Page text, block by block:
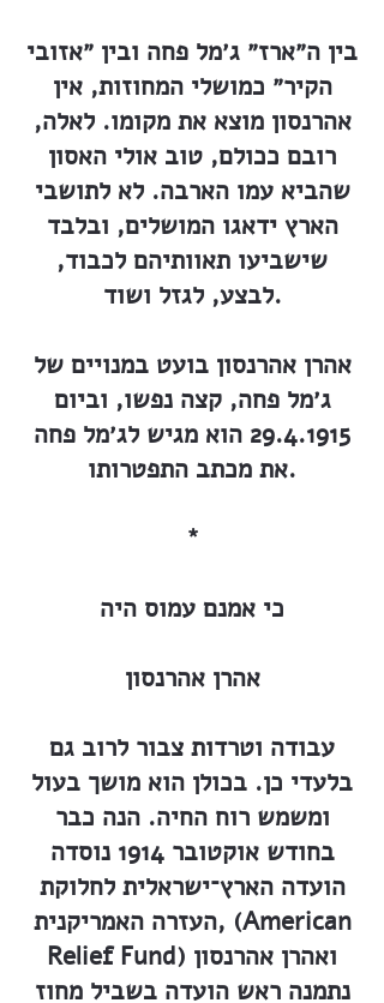
בין ה״ארז״ ג׳מל פחה ובין ״אזובי
הקיר״ כמושלי המחוזות, אין
אהרנסון מוצא את מקומו. לאלה,
רובם ככולם, טוב אולי האסון
שהביא עמו הארבה. לא לתושבי
הארץ ידאגו המושלים, ובלבד
שישביעו תאוותיהם לכבוד,
לבצע, לגזל ושוד.
אהרן אהרנסון בועט במנויים של
ג׳מל פחה, קצה נפשו, וביום
29.4.1915 הוא מגיש לג׳מל פחה
את מכתב התפטרותו.
*
כי אמנם עמוס היה
אהרן אהרנסון
עבודה וטרדות צבור לרוב גם
בלעדי כן. בכולן הוא מושך בעול
ומשמש רוח החיה. הנה כבר
בחודש אוקטובר 1914 נוסדה
הועדה הארץ־ישראלית לחלוקת
העזרה האמריקנית, (American
Relief Fund) ואהרן אהרנסון
נתמנה ראש הועדה בשביל מחוז